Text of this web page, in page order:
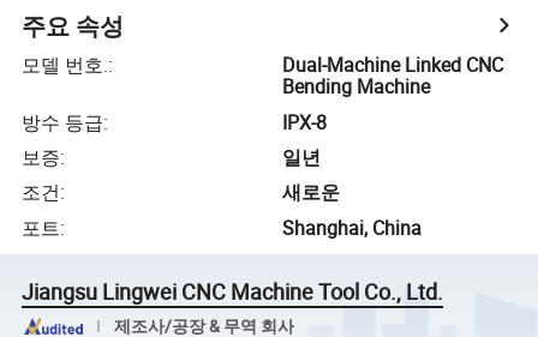
주요 속성
모델 번호.:
Dual-Machine Linked CNC
Bending Machine
방수 등급:
IPX-8
보증:
일년
조건:
새로운
포트: Shanghai, China
Jiangsu Lingwei CNC Machine Tool Co., Ltd.
제조사/공장 & 무역 회사